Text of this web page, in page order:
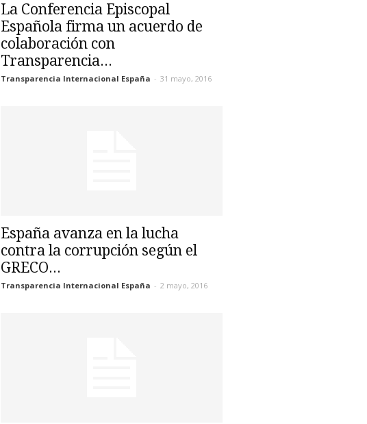
La Conferencia Episcopal
Española firma un acuerdo de
colaboración con
Transparencia...
Transparencia Internacional España - 31 mayo, 2016
España avanza en la lucha
contra la corrupción según el
GRECO...
Transparencia Internacional España - 2 mayo, 2016